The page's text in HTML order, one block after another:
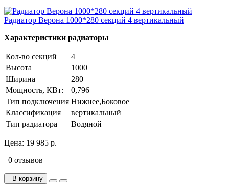
Радиатор Верона 1000*280 секций 4 вертикальный
Характеристики радиаторы
Кол-во секций
4
Высота
1000
Ширина
280
Мощность, КВт:
0,796
Тип подключения Нижнее,Боковое
Классификация
вертикальный
Тип радиатора
Водяной
Цена: 19 985 р.
0 отзывов
В корзину